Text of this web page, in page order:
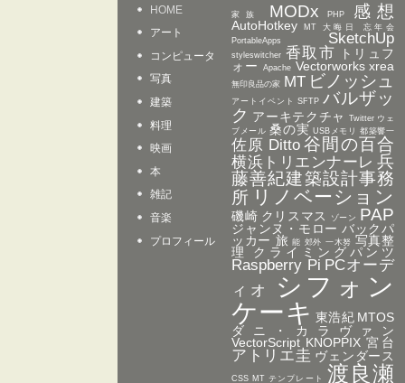
HOME
アート
コンピュータ
写真
建築
料理
映画
本
雑記
音楽
プロフィール
家族 MODx PHP 感想
AutoHotkey
MT 大晦日 忘年会
PortableApps
SketchUp
styleswitcher 香取市
トリュフ
ォー
Apache Vectorworks xrea
無印良品の家 MT ビノッシュ
アートイベント SFTP バルザッ
ク アーキテクチャ Twitter ウェ
ブメール 桑の実 USBメモリ 都築響一
佐原 Ditto 谷間の百合
横浜トリエンナーレ 兵
藤善紀建築設計事務
所 リノベーション
磯崎 クリスマス ゾーン PAP
ジャンヌ・モロー バックパ
ッカー 旅 能 郊外 一木努 写真整
理
クライミングパンツ
Raspberry Pi PCオーデ
ィオ
シフォン
ケーキ 東浩紀 MTOS
ダニ・カラヴァン
VectorScript KNOPPIX 宮台
アトリエ圭 ヴェンダース
CSS MT テンプレート
渡良瀬